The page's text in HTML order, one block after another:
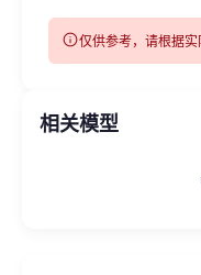
info仅供参考，请根据实
相关模型